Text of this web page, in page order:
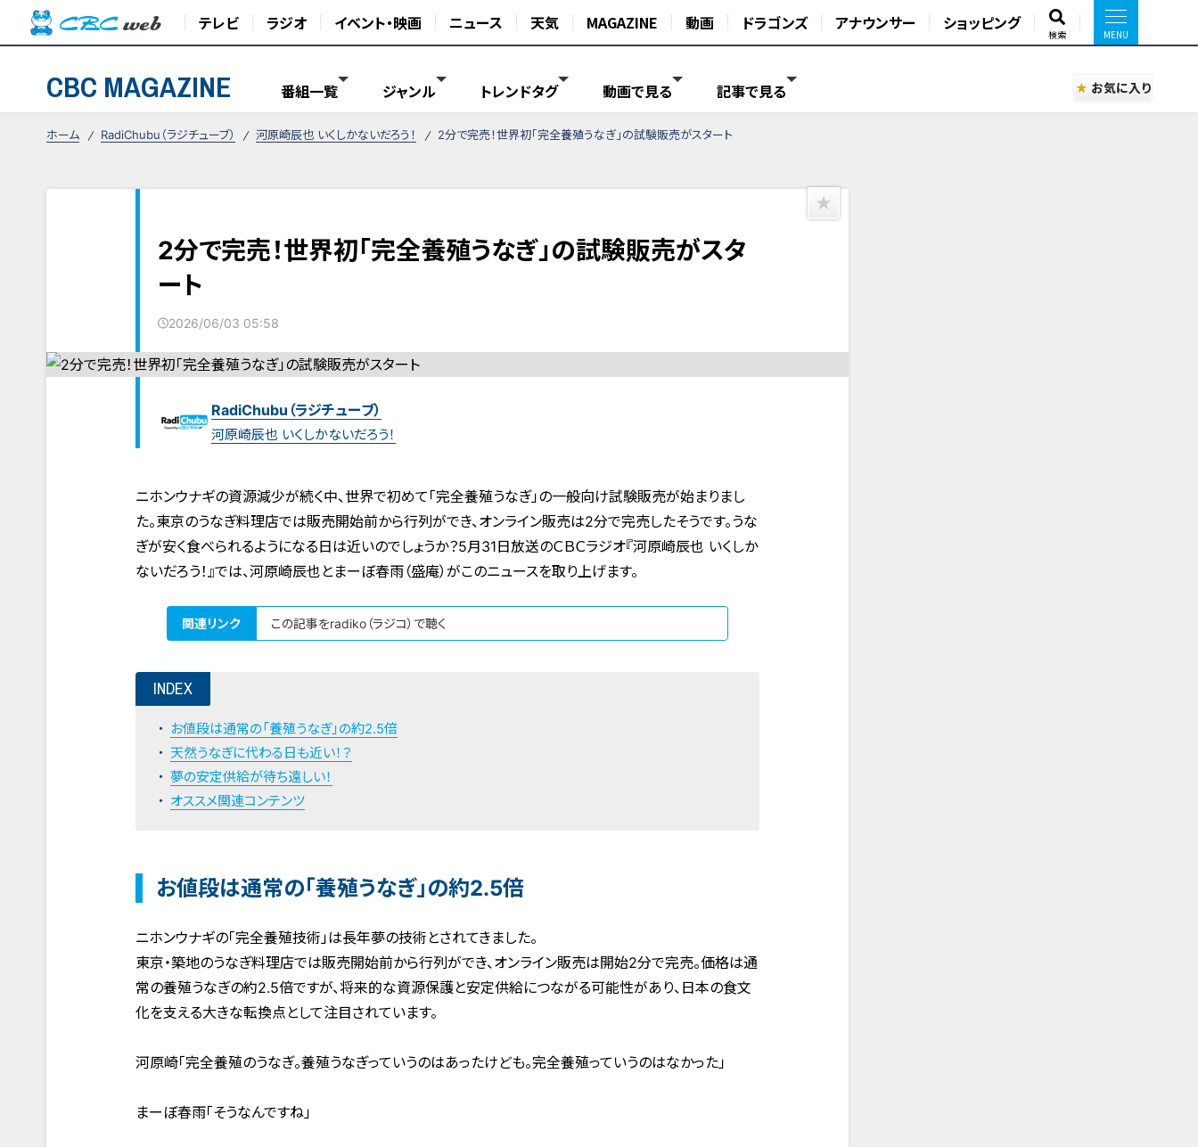
テレビ ラジオ イベント・映画 ニュース 天気 MAGAZINE 動画 ドラゴンズ アナウンサー ショッピング
検索
CBC MAGAZINE 番組一覧 ジャンル トレンドタグ 動画で見る 記事で見る お気に入り
ホーム RadiChubu（ラジチューブ） 河原崎辰也 いくしかないだろう！ 2分で完売！世界初「完全養殖うなぎ」の試験販売がスタート
2分で完売！世界初「完全養殖うなぎ」の試験販売がスタ
ート
2026/06/03 05:58
RadiChubu（ラジチューブ）
河原崎辰也 いくしかないだろう！
ニホンウナギの資源減少が続く中、世界で初めて「完全養殖うなぎ」の一般向け試験販売が始まりまし
た。東京のうなぎ料理店では販売開始前から行列ができ、オンライン販売は2分で完売したそうです。うな
ぎが安く食べられるようになる日は近いのでしょうか？5月31日放送のＣＢＣラジオ『河原崎辰也 いくしか
ないだろう！』では、河原崎辰也とまーぼ春雨（盛庵）がこのニュースを取り上げます。
関連リンク この記事をradiko（ラジコ）で聴く
INDEX
お値段は通常の「養殖うなぎ」の約2.5倍
天然うなぎに代わる日も近い！？
夢の安定供給が待ち遠しい！
オススメ関連コンテンツ
お値段は通常の「養殖うなぎ」の約2.5倍
ニホンウナギの「完全養殖技術」は長年夢の技術とされてきました。
東京・築地のうなぎ料理店では販売開始前から行列ができ、オンライン販売は開始2分で完売。価格は通
常の養殖うなぎの約2.5倍ですが、将来的な資源保護と安定供給につながる可能性があり、日本の食文
化を支える大きな転換点として注目されています。
河原崎「完全養殖のうなぎ。養殖うなぎっていうのはあったけども。完全養殖っていうのはなかった」
まーぼ春雨「そうなんですね」